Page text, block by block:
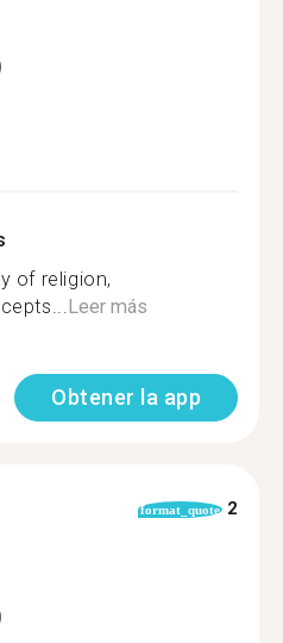
of religion,
Leer más
Obtener la app
format_quote 2